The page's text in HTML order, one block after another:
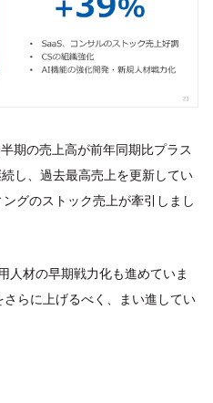
期の売上高が前年同期比プラス
し、過去最高売上を更新してい
グのストック売上が牽引しまし
人材の早期戦力化も進めていま
らに上げるべく、まい進してい